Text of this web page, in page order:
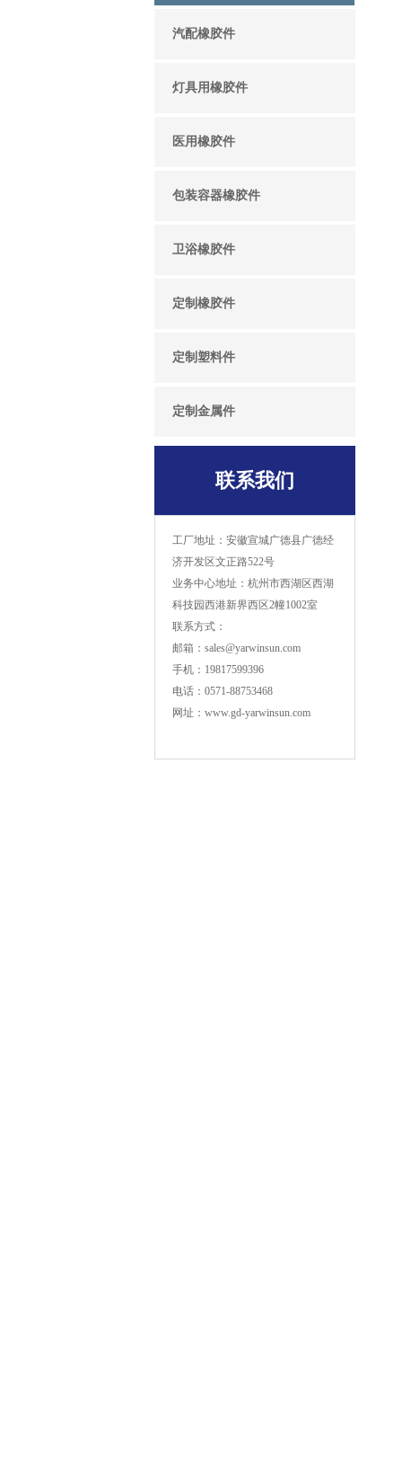
汽配橡胶件
灯具用橡胶件
医用橡胶件
包装容器橡胶件
卫浴橡胶件
定制橡胶件
定制塑料件
定制金属件
联系我们
工厂地址：安徽宣城广德县广德经
济开发区文正路522号
业务中心地址：杭州市西湖区西湖
科技园西港新界西区2幢1002室
联系方式：
邮箱：sales@yarwinsun.com
手机：19817599396
电话：0571-88753468
网址：www.gd-yarwinsun.com